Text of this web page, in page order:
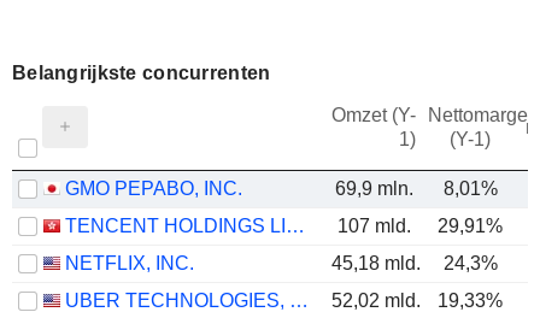
Belangrijkste concurrenten
Omzet (Y-
1)
Nettomarge
(Y-1)
GMO PEPABO, INC. 69,9 mln.
8,01%
TENCENT HOLDINGS LIMITED
107 mld. 29,91%
NETFLIX, INC.
45,18 mld. 24,3%
UBER TECHNOLOGIES, INC.
52,02 mld. 19,33%